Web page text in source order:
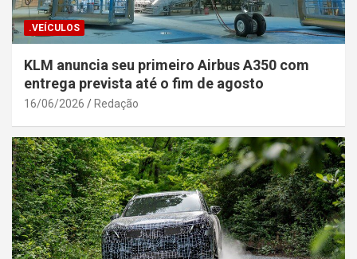
.VEÍCULOS
KLM anuncia seu primeiro Airbus A350 com
entrega prevista até o fim de agosto
16/06/2026 Redação